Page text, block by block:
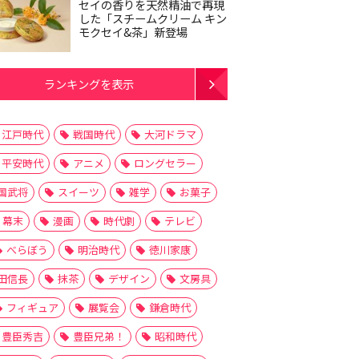
セイの香りを天然精油で再現
した「スチームクリーム キン
モクセイ&茶」新登場
ランキングを表示
江戸時代 戦国時代
大河ドラマ
平安時代
アニメ
ロングセラー
武将
スイーツ 雑学
お菓子
幕末
漫画 時代劇
テレビ
べらぼう
明治時代
徳川家康
信長
抹茶 デザイン
文房具
フィギュア
展覧会
鎌倉時代
豊臣秀吉
豊臣兄弟！
昭和時代